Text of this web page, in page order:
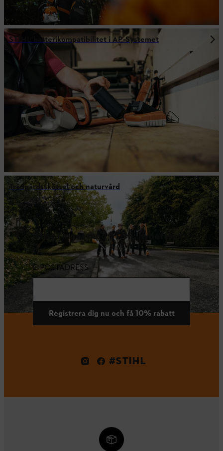
STIHL batterikompatibilitet i AP-Systemet
Trädgårdsskötsel och naturvård
Missa inget med STIHL nyhetsbrev
E-POSTADRESS
Registrera dig nu och få 10% rabatt
#STIHL